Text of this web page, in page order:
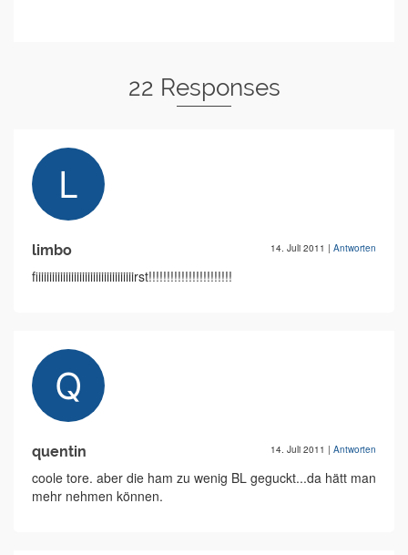
22 Responses
limbo 14. Juli 2011 | Antworten
fiiiiiiiiiiiiiiiiiiiiiiiiiiiiiiiiiiiirst!!!!!!!!!!!!!!!!!!!!!!!
quentin 14. Juli 2011 | Antworten
coole tore. aber die ham zu wenig BL geguckt...da hätt man
mehr nehmen können.